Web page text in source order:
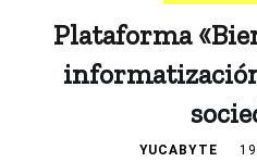
Plataforma
YUCABYTE